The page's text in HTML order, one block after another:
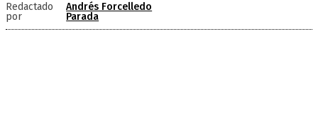
Redactado
por
Andrés Forcelledo
Parada